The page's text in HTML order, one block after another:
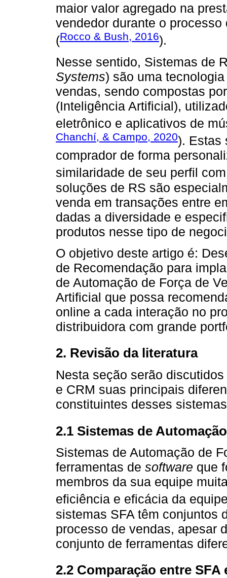
maior valor agregado na
vendedor durante o
(Rocco & Bush, 2016).
Nesse sentido, Sistemas de
Systems) são uma
vendas, sendo compostas
(Inteligência Artificial),
eletrônico e aplicativos de
Chanchí, & Campo, 2020). Estas
comprador de forma
similaridade de seu perfil
soluções de RS são
venda em transações entre
dadas a diversidade e
produtos nesse tipo de
O objetivo deste artigo é:
de Recomendação para
de Automação de Força de
Artificial que possa
online a cada interação no
distribuidora com grande
2. Revisão da literatura
Nesta seção serão
e CRM suas principais
constituintes desses
2.1 Sistemas de
Sistemas de Automação de
ferramentas de software que
membros da sua equipe
eficiência e eficácia da
sistemas SFA têm conjuntos
processo de vendas, apesar
conjunto de ferramentas
2.2 Comparação entre SFA